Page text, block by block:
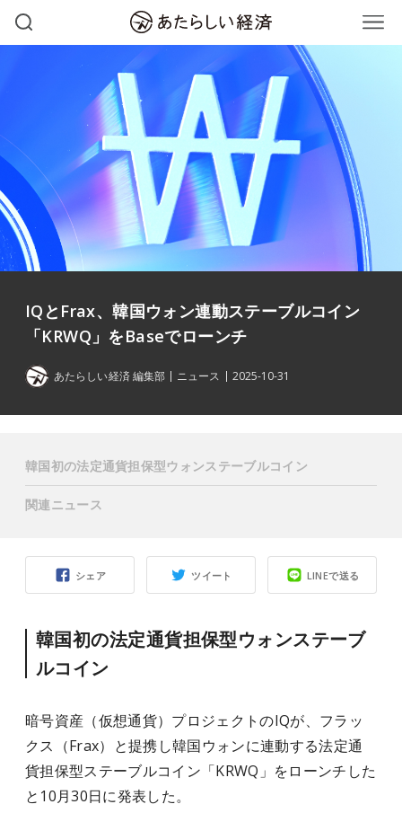
IQとFrax、韓国ウォン連動ステーブルコイン
「KRWQ」をBaseでローンチ
あたらしい経済 編集部 ニュース 2025-10-31
シェア ツイート LINEで送る
韓国初の法定通貨担保型ウォンステーブ
ルコイン
暗号資産（仮想通貨）プロジェクトのIQが、フラッ
クス（Frax）と提携し韓国ウォンに連動する法定通
貨担保型ステーブルコイン「KRWQ」をローンチした
と10月30日に発表した。
韓国初の法定通貨担保型ウォンステーブルコイン
関連ニュース